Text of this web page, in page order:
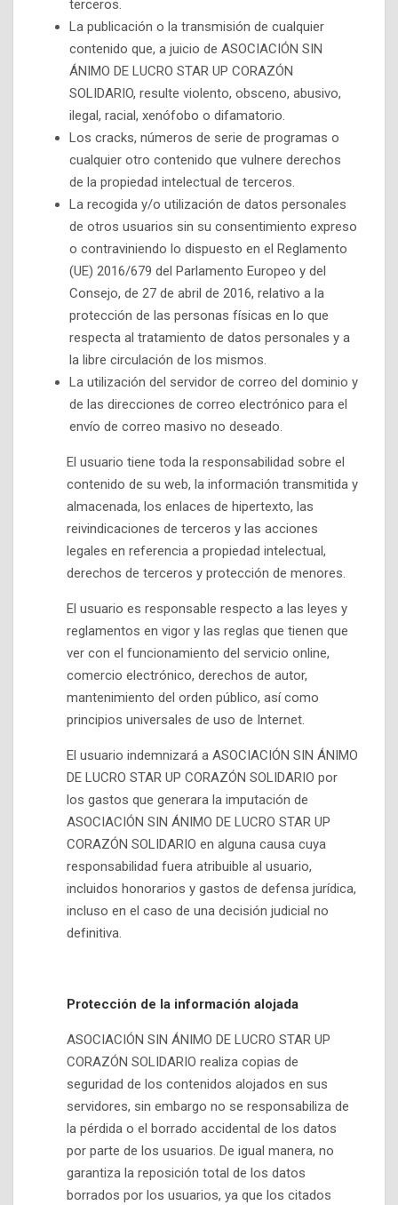
terceros.
La publicación o la transmisión de cualquier
contenido que, a juicio de ASOCIACIÓN SIN
ÁNIMO DE LUCRO STAR UP CORAZÓN
SOLIDARIO, resulte violento, obsceno, abusivo,
ilegal, racial, xenófobo o difamatorio.
Los cracks, números de serie de programas o
cualquier otro contenido que vulnere derechos
de la propiedad intelectual de terceros.
La recogida y/o utilización de datos personales
de otros usuarios sin su consentimiento expreso
o contraviniendo lo dispuesto en el Reglamento
(UE) 2016/679 del Parlamento Europeo y del
Consejo, de 27 de abril de 2016, relativo a la
protección de las personas físicas en lo que
respecta al tratamiento de datos personales y a
la libre circulación de los mismos.
La utilización del servidor de correo del dominio y
de las direcciones de correo electrónico para el
envío de correo masivo no deseado.
El usuario tiene toda la responsabilidad sobre el
contenido de su web, la información transmitida y
almacenada, los enlaces de hipertexto, las
reivindicaciones de terceros y las acciones
legales en referencia a propiedad intelectual,
derechos de terceros y protección de menores.
El usuario es responsable respecto a las leyes y
reglamentos en vigor y las reglas que tienen que
ver con el funcionamiento del servicio online,
comercio electrónico, derechos de autor,
mantenimiento del orden público, así como
principios universales de uso de Internet.
El usuario indemnizará a ASOCIACIÓN SIN ÁNIMO
DE LUCRO STAR UP CORAZÓN SOLIDARIO por
los gastos que generara la imputación de
ASOCIACIÓN SIN ÁNIMO DE LUCRO STAR UP
CORAZÓN SOLIDARIO en alguna causa cuya
responsabilidad fuera atribuible al usuario,
incluidos honorarios y gastos de defensa jurídica,
incluso en el caso de una decisión judicial no
definitiva.
Protección de la información alojada
ASOCIACIÓN SIN ÁNIMO DE LUCRO STAR UP
CORAZÓN SOLIDARIO realiza copias de
seguridad de los contenidos alojados en sus
servidores, sin embargo no se responsabiliza de
la pérdida o el borrado accidental de los datos
por parte de los usuarios. De igual manera, no
garantiza la reposición total de los datos
borrados por los usuarios, ya que los citados